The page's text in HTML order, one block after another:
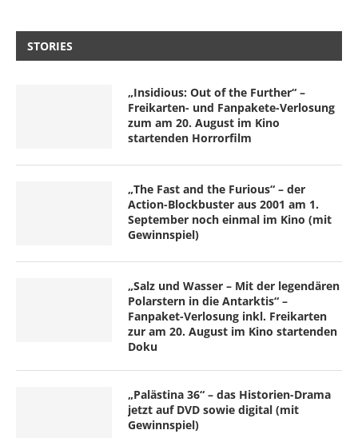
STORIES
„Insidious: Out of the Further“ –
Freikarten- und Fanpakete-Verlosung
zum am 20. August im Kino
startenden Horrorfilm
„The Fast and the Furious“ – der
Action-Blockbuster aus 2001 am 1.
September noch einmal im Kino (mit
Gewinnspiel)
„Salz und Wasser – Mit der legendären
Polarstern in die Antarktis“ –
Fanpaket-Verlosung inkl. Freikarten
zur am 20. August im Kino startenden
Doku
„Palästina 36“ – das Historien-Drama
jetzt auf DVD sowie digital (mit
Gewinnspiel)